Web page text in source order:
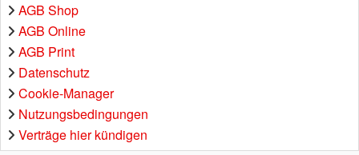
AGB Shop
AGB Online
AGB Print
Datenschutz
Cookie-Manager
Nutzungsbedingungen
Verträge hier kündigen